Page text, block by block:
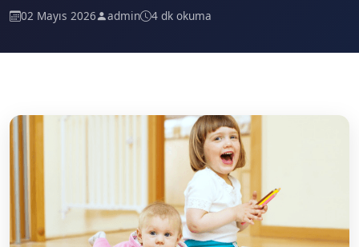
02 Mayıs 2026 admin 4 dk okuma